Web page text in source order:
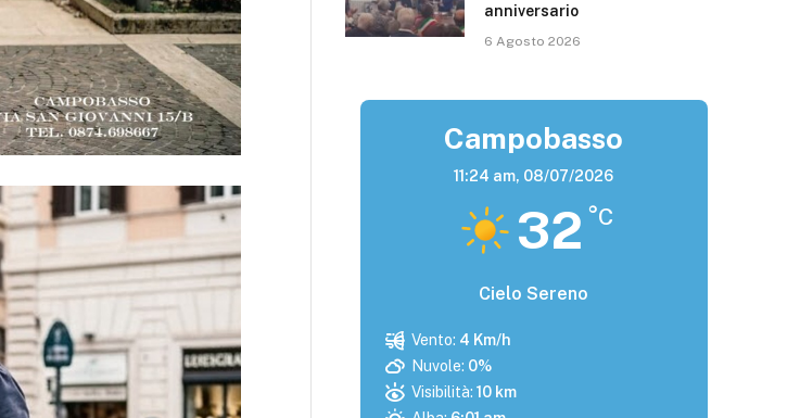
anniversario
6 Agosto 2026
Campobasso
11:24 am, 08/07/2026
32 °C
Cielo Sereno
Vento: 4 Km/h
Nuvole: 0%
Visibilità: 10 km